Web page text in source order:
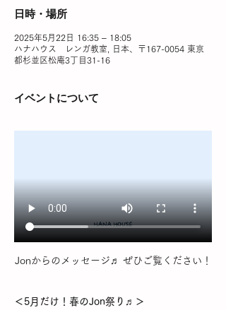
日時・場所
2025年5月22日 16:35 – 18:05
ハナハウス レンガ教室, 日本、〒167-0054 東京
都杉並区松庵3丁目31-16
イベントについて
Jonからのメッセージ♬ ぜひご覧ください！
＜5月だけ！春のJon祭り♬＞